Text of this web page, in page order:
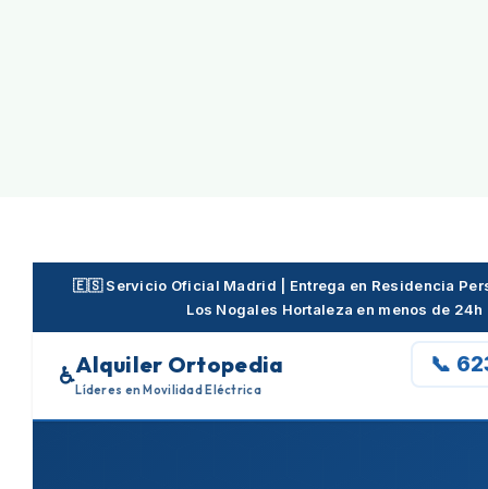
🇪🇸 Servicio Oficial Madrid | Entrega en Residencia
Los Nogales Hortaleza en menos de 24h
♿Alquiler Ortopedia
Líderes en Movilidad Eléctrica
📞